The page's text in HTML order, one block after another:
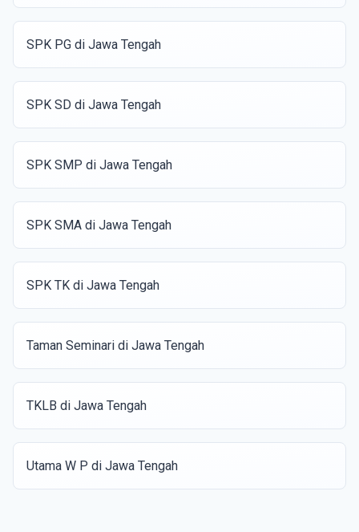
SPK PG di Jawa Tengah
SPK SD di Jawa Tengah
SPK SMP di Jawa Tengah
SPK SMA di Jawa Tengah
SPK TK di Jawa Tengah
Taman Seminari di Jawa Tengah
TKLB di Jawa Tengah
Utama W P di Jawa Tengah